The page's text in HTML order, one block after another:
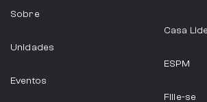
ABIA
Sobre
Unidades
Eventos
Casa Lide
ESPM
Filie-se